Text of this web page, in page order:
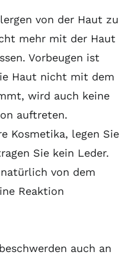
von der Haut zu
mehr mit der Haut
Vorbeugen ist
Haut nicht mit dem
wird auch keine
auftreten.
Kosmetika, legen Sie
Sie kein Leder.
natürlich von dem
Reaktion
auch an